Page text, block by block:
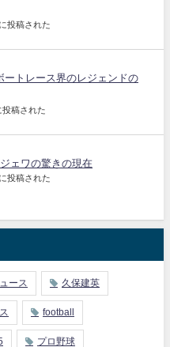
投稿された
ートレース界のレジェンドの
投稿された
ェワの驚きの現在
投稿された
ース 久保建英
football
プロ野球